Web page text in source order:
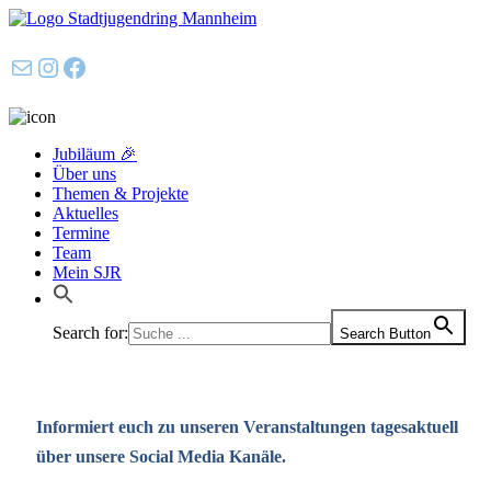
E-MailInstagram
Facebook
Jubiläum 🎉
Über uns
Themen & Projekte
Aktuelles
Termine
Team
Mein SJR
Search for: Search Button
Informiert euch zu unseren Veranstaltungen tagesaktuell
über unsere Social Media Kanäle.